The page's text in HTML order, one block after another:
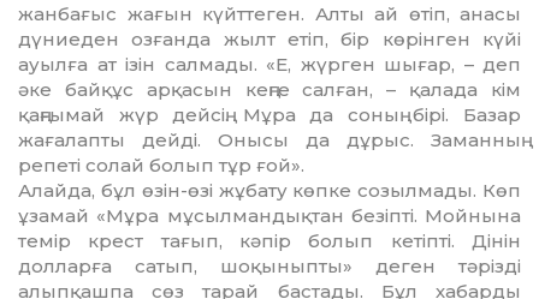
жанбағыс жағын күйттеген. Алты ай өтіп, анасы
дүниеден озғанда жылт етіп, бір көрінген күйі
ауылға ат ізін салмады. «Е, жүрген шығар, – деп
әке байқұс арқасын кеңге салған, – қалада кім
қаңғымай жүр дейсің. Мұра да соның бірі. Базар
жағалапты дейді. Онысы да дұрыс. Заманның
репеті солай болып тұр ғой».
Алайда, бұл өзін-өзі жұбату көпке созылмады. Көп
ұзамай «Мұра мұсылмандықтан безіпті. Мойнына
темір крест тағып, кәпір болып кетіпті. Дінін
долларға сатып, шоқыныпты» деген тәрізді
алыпқашпа сөз тарай бастады. Бұл хабарды